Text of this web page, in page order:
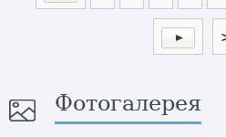
Фотогалерея